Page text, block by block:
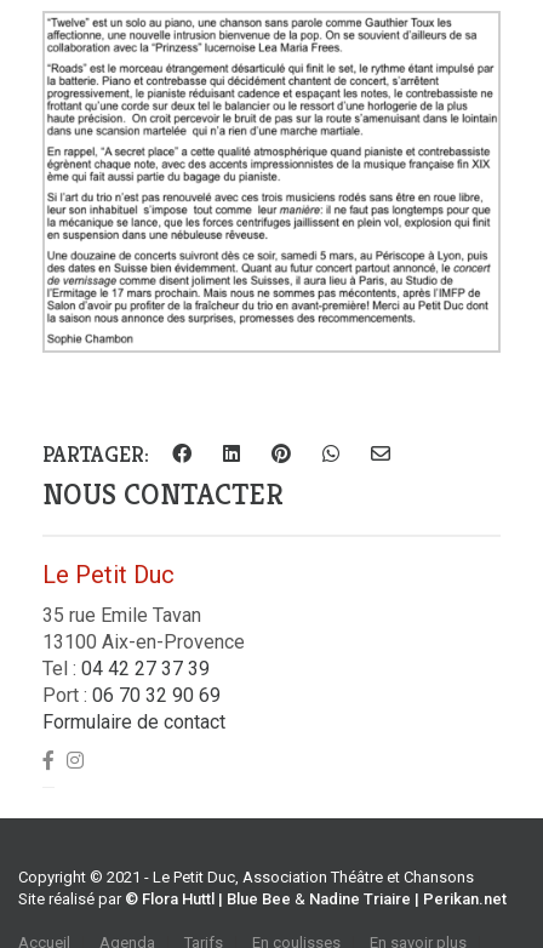
PARTAGER:
NOUS CONTACTER
Le Petit Duc
35 rue Emile Tavan
13100 Aix-en-Provence
Tel : 04 42 27 37 39
Port : 06 70 32 90 69
Formulaire de contact
Copyright © 2021 - Le Petit Duc, Association Théâtre et Chansons
Site réalisé par © Flora Huttl | Blue Bee & Nadine Triaire | Perikan.net
Accueil Agenda Tarifs En coulisses En savoir plus